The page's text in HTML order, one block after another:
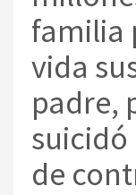
familia
vida
padre,
suicidó
de